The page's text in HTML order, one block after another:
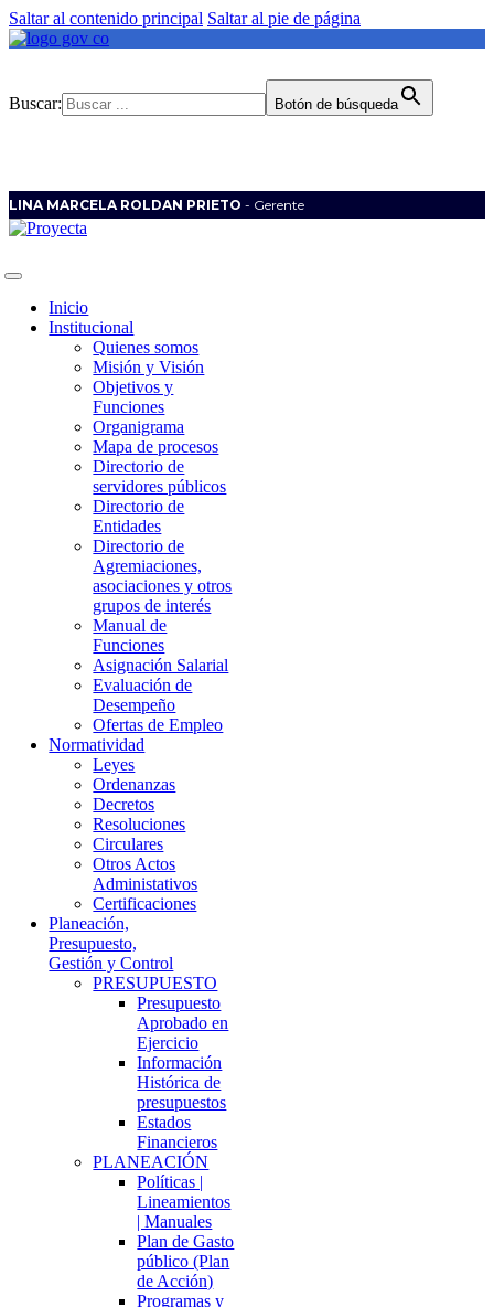
Saltar al contenido principal Saltar al pie de página
Buscar: Botón de búsqueda
LINA MARCELA ROLDAN PRIETO - Gerente
Inicio
Institucional
Quienes somos
Misión y Visión
Objetivos y
Funciones
Organigrama
Mapa de procesos
Directorio de
servidores públicos
Directorio de
Entidades
Directorio de
Agremiaciones,
asociaciones y otros
grupos de interés
Manual de
Funciones
Asignación Salarial
Evaluación de
Desempeño
Ofertas de Empleo
Normatividad
Leyes
Ordenanzas
Decretos
Resoluciones
Circulares
Otros Actos
Administativos
Certificaciones
Planeación,
Presupuesto,
Gestión y Control
PRESUPUESTO
Presupuesto
Aprobado en
Ejercicio
Información
Histórica de
presupuestos
Estados
Financieros
PLANEACIÓN
Políticas |
Lineamientos
| Manuales
Plan de Gasto
público (Plan
de Acción)
Programas y